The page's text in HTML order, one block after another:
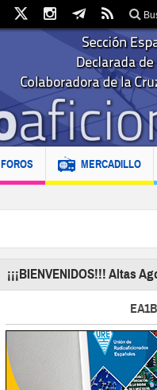
FOROS MERCADILLO
¡¡¡BIENVENIDOS!!! Altas
EA1BF -